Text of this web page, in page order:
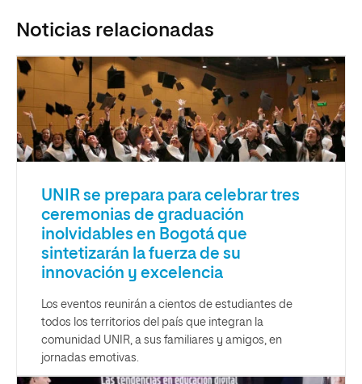
Noticias relacionadas
UNIR se prepara para celebrar tres
ceremonias de graduación
inolvidables en Bogotá que
sintetizarán la fuerza de su
innovación y excelencia
Los eventos reunirán a cientos de estudiantes de
todos los territorios del país que integran la
comunidad UNIR, a sus familiares y amigos, en
jornadas emotivas.